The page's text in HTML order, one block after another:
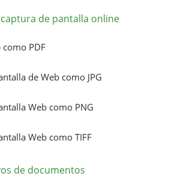
de pantalla online
PDF
de Web como JPG
Web como PNG
Web como TIFF
de documentos